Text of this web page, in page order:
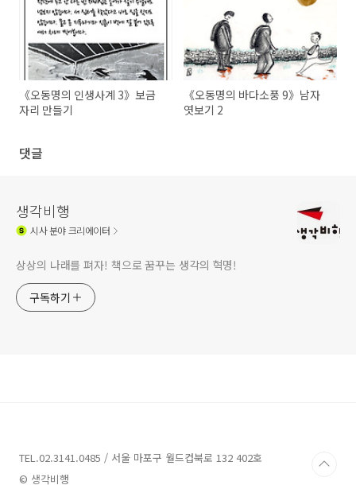
《오동명의 인생사계 3》보금
자리 만들기
《오동명의 바다소풍 9》남자
엿보기 2
댓글
생각비행
시사분야 크리에이터
상상의 나래를 펴자! 책으로 꿈꾸는 생각의 혁명!
구독하기
TEL.02.3141.0485 / 서울 마포구 월드컵북로 132 402호
© 생각비행